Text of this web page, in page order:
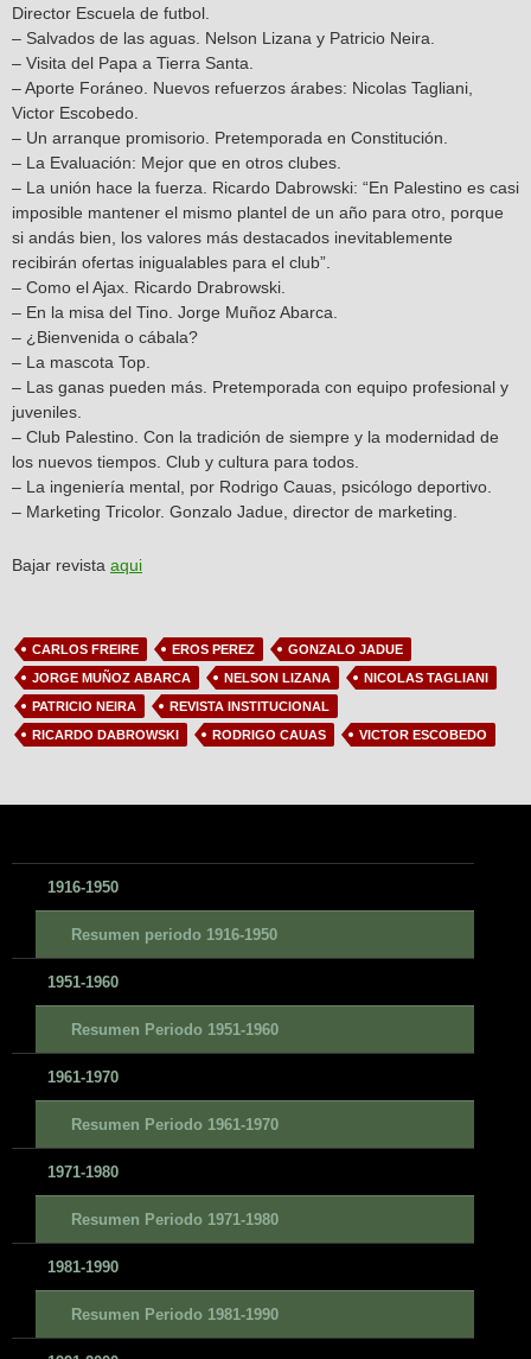
Director Escuela de futbol.
– Salvados de las aguas. Nelson Lizana y Patricio Neira.
– Visita del Papa a Tierra Santa.
– Aporte Foráneo. Nuevos refuerzos árabes: Nicolas Tagliani,
Victor Escobedo.
– Un arranque promisorio. Pretemporada en Constitución.
– La Evaluación: Mejor que en otros clubes.
– La unión hace la fuerza. Ricardo Dabrowski: “En Palestino es casi
imposible mantener el mismo plantel de un año para otro, porque
si andás bien, los valores más destacados inevitablemente
recibirán ofertas inigualables para el club”.
– Como el Ajax. Ricardo Drabrowski.
– En la misa del Tino. Jorge Muñoz Abarca.
– ¿Bienvenida o cábala?
– La mascota Top.
– Las ganas pueden más. Pretemporada con equipo profesional y
juveniles.
– Club Palestino. Con la tradición de siempre y la modernidad de
los nuevos tiempos. Club y cultura para todos.
– La ingeniería mental, por Rodrigo Cauas, psicólogo deportivo.
– Marketing Tricolor. Gonzalo Jadue, director de marketing.
Bajar revista aqui
CARLOS FREIRE EROS PEREZ
GONZALO JADUE
JORGE MUÑOZ ABARCA
NELSON LIZANA
NICOLAS TAGLIANI
PATRICIO NEIRA
REVISTA INSTITUCIONAL
RICARDO DABROWSKI
RODRIGO CAUAS VICTOR ESCOBEDO
1916-1950
Resumen periodo 1916-1950
1951-1960
Resumen Periodo 1951-1960
1961-1970
Resumen Periodo 1961-1970
1971-1980
Resumen Periodo 1971-1980
1981-1990
Resumen Periodo 1981-1990